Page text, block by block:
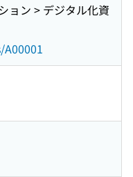
ョン > デジタル化資